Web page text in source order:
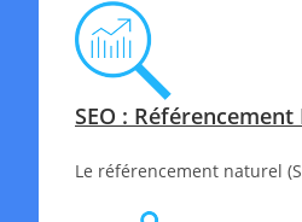
SEO :
Le référencement naturel